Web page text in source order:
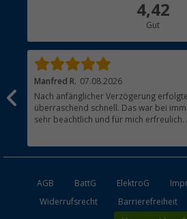
4,42
Gut
Manfred R. 07.08.2026
Nach anfänglicher Verzögerung
überraschend schnell. Das war bei
sehr beachtlich und für mich erfreulich.
waren gut verpackt und in Ordnung.
AGB BattG ElektroG
Widerrufsrecht
Barrierefreiheit